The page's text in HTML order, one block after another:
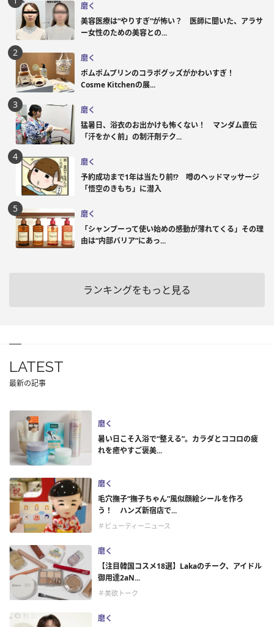
磨く
美容医療は“やりすぎ”が怖い？ 医師に聞いた、アラサ
ー女性のための美容との...
磨く
ポムポムプリンのコラボグッズがかわいすぎ！
Cosme Kitchenの展...
磨く
猛暑日、浴衣のお出かけも怖くない！ マンダム直伝
「汗をかく前」の制汗剤テク...
磨く
予約成功まで1年は当たり前!? 噂のヘッドマッサージ
「悟空のきもち」に潜入
磨く
「シャンプーって使い始めの感動が薄れてくる」その理
由は“内部バリア”にあっ...
ランキングをもっと見る
LATEST
最新の記事
磨く
暑い日こそ入浴で“整える”。カラダとココロの疲
れを癒やすご褒美...
磨く
毛穴撫子“撫子ちゃん”風似顔絵シールを作ろ
う！ ハンズ新宿店で...
＃ビューティーニュース
磨く
【注目韓国コスメ18選】Lakaのチーク、アイドル
御用達2aN...
＃美欲トーク
磨く